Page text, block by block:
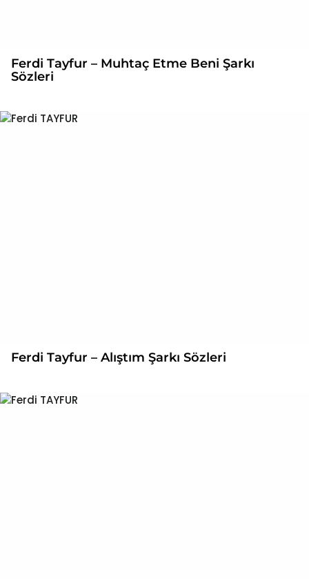
Ferdi Tayfur – Muhtaç Etme Beni Şarkı
Sözleri
Ferdi Tayfur – Alıştım Şarkı Sözleri